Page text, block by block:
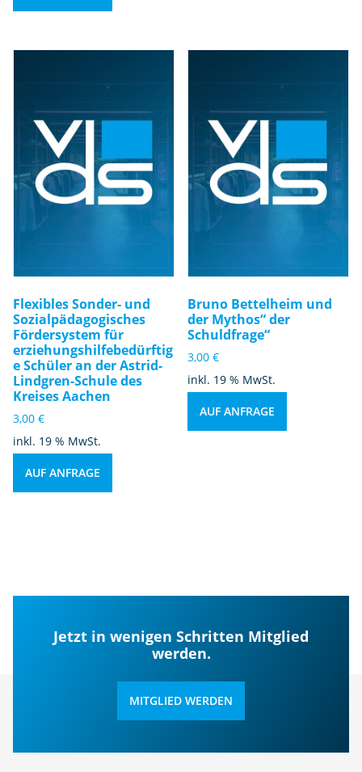
Flexibles Sonder- und
Sozialpädagogisches
Fördersystem für
erziehungshilfebedürftig
e Schüler an der Astrid-
Lindgren-Schule des
Kreises Aachen
3,00 €
inkl. 19 % MwSt.
AUF ANFRAGE
Bruno Bettelheim und
der Mythos“ der
Schuldfrage“
3,00€
inkl. 19 % MwSt.
AUF ANFRAGE
Jetzt in wenigen Schritten Mitglied
werden.
MITGLIED WERDEN